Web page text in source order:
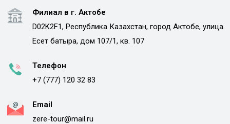
Филиал в г. Актобе
D02K2F1, Республика Казахстан, город Актобе, улица
Есет батыра, дом 107/1, кв. 107
Телефон
+7 (777) 120 32 83
Email
zere-tour@mail.ru